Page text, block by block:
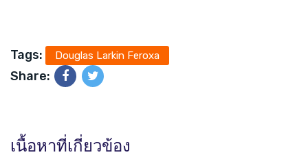
Tags: Douglas Larkin Feroxa
Share:
เนื้อหาที่เกี่ยวข้อง